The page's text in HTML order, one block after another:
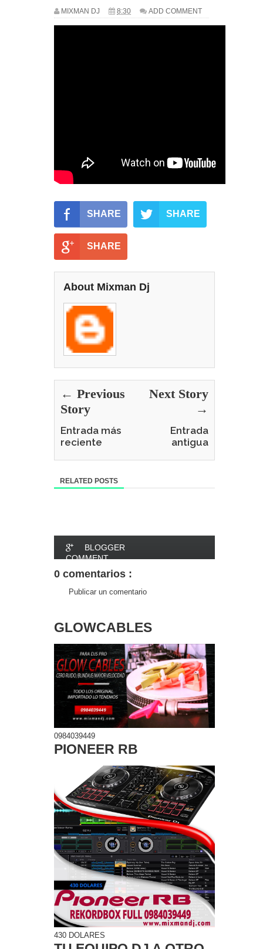
MIXMAN DJ 8:30 ADD COMMENT
SHARE SHARE
SHARE
About Mixman Dj
← Previous
Story
Entrada más
reciente
Next Story
→
Entrada
antigua
RELATED POSTS
BLOGGER
COMMENT
COMMENT
0 comentarios :
Publicar un comentario
GLOWCABLES
0984039449
PIONEER RB
430 DOLARES